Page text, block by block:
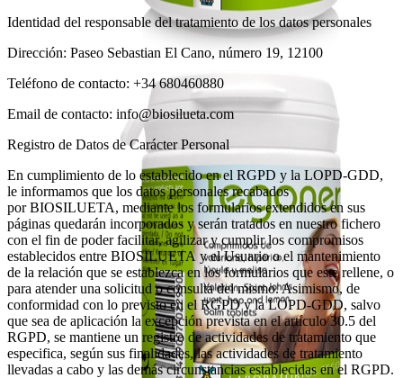
Identidad del responsable del tratamiento de los datos personales
Dirección: Paseo Sebastian El Cano, número 19, 12100
Teléfono de contacto: +34 680460880
Email de contacto: info@biosilueta.com
Registro de Datos de Carácter Personal
En cumplimiento de lo establecido en el RGPD y la LOPD-GDD,
le informamos que los datos personales recabados
por BIOSILUETA, mediante los formularios extendidos en sus
páginas quedarán incorporados y serán tratados en nuestro fichero
con el fin de poder facilitar, agilizar y cumplir los compromisos
establecidos entre BIOSILUETA y el Usuario o el mantenimiento
de la relación que se establezca en los formularios que este rellene, o
para atender una solicitud o consulta del mismo. Asimismo, de
conformidad con lo previsto en el RGPD y la LOPD-GDD, salvo
que sea de aplicación la excepción prevista en el artículo 30.5 del
RGPD, se mantiene un registro de actividades de tratamiento que
especifica, según sus finalidades, las actividades de tratamiento
llevadas a cabo y las demás circunstancias establecidas en el RGPD.